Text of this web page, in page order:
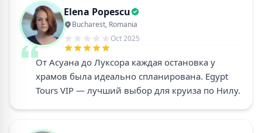
Elena Popescu
Bucharest, Romania
Oct 2025
От Асуана до Луксора каждая остановка у
храмов была идеально спланирована. Egypt
Tours VIP — лучший выбор для круиза по Нилу.